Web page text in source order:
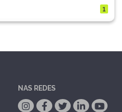
1
NAS REDES